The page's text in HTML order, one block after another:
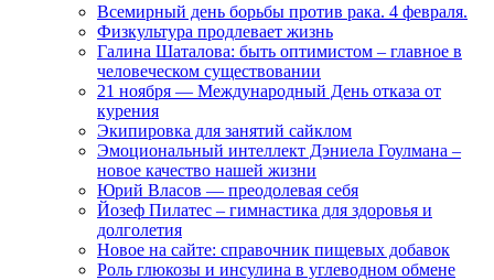
Всемирный день борьбы против рака. 4 февраля.
Физкультура продлевает жизнь
Галина Шаталова: быть оптимистом – главное в
человеческом существовании
21 ноября — Международный День отказа от
курения
Экипировка для занятий сайклом
Эмоциональный интеллект Дэниела Гоулмана –
новое качество нашей жизни
Юрий Власов — преодолевая себя
Йозеф Пилатес – гимнастика для здоровья и
долголетия
Новое на сайте: справочник пищевых добавок
Роль глюкозы и инсулина в углеводном обмене